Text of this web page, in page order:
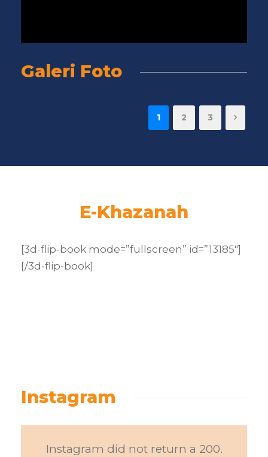
Galeri Foto
1 2 3
E-Khazanah
[3d-flip-book mode=”fullscreen” id=”13185″]
[/3d-flip-book]
Instagram
Instagram did not return a 200.